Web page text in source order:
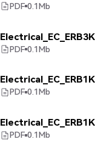
PDF 0.1Mb
PDF 0.1Mb
PDF 0.1Mb
PDF 0.1Mb